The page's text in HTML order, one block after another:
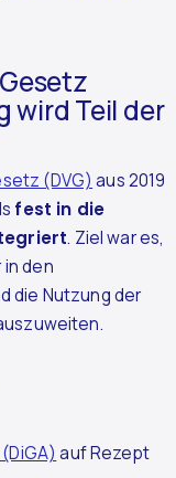
wird Teil der
(DVG) aus 2019
fest in die
. Ziel war es,
den
die Nutzung der
auf Rezept